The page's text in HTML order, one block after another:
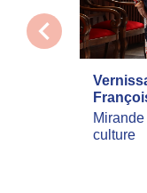
Mirande
culture
chevron_left